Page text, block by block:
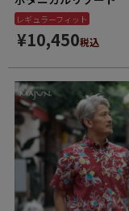
レギュラーフィット
¥10,450税込